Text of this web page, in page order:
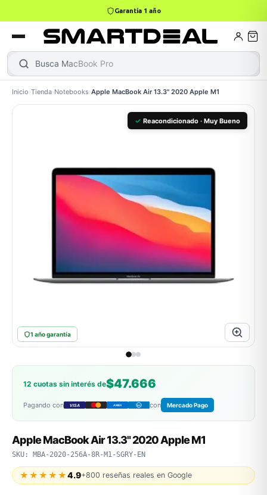
4,9 · +800 reseñas Google
Garantía 1 año
Busca Ma|
Inicio›Tienda›Notebooks›Apple MacBook Air 13.3" 2020 Apple M1
✓ Reacondicionado · Muy Bueno
1 año garantía
12 cuotas sin interés de$47.666
Pagando con VISA AMEX DC con Mercado Pago
Apple MacBook Air 13.3" 2020 Apple M1
SKU: MBA-2020-256A-8R-M1-SGRY-EN
★★★★★4.9+800 reseñas reales en Google